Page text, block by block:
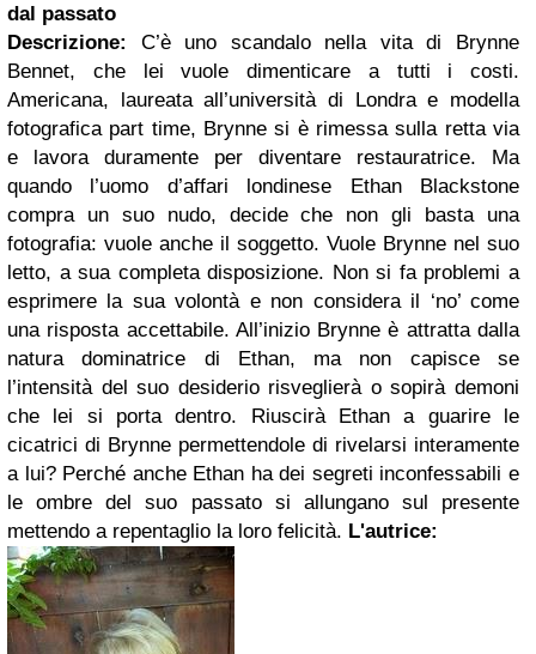
dal passato
Descrizione:
C’è uno scandalo nella vita di Brynne
Bennet, che lei vuole dimenticare a tutti i costi.
Americana, laureata all’università di Londra e modella
fotografica part time, Brynne si è rimessa sulla retta via
e lavora duramente per diventare restauratrice. Ma
quando l’uomo d’affari londinese Ethan Blackstone
compra un suo nudo, decide che non gli basta una
fotografia: vuole anche il soggetto. Vuole Brynne nel suo
letto, a sua completa disposizione. Non si fa problemi a
esprimere la sua volontà e non considera il ‘no’ come
una risposta accettabile. All’inizio Brynne è attratta dalla
natura dominatrice di Ethan, ma non capisce se
l’intensità del suo desiderio risveglierà o sopirà demoni
che lei si porta dentro. Riuscirà Ethan a guarire le
cicatrici di Brynne permettendole di rivelarsi interamente
a lui? Perché anche Ethan ha dei segreti inconfessabili e
le ombre del suo passato si allungano sul presente
mettendo a repentaglio la loro felicità. L'autrice: